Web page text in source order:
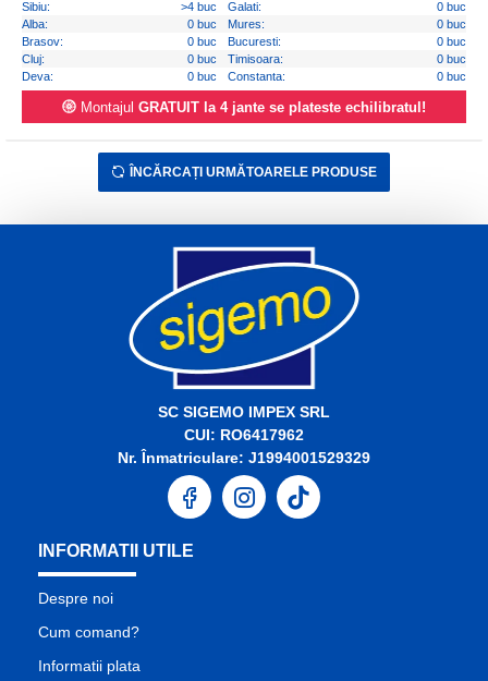
Sibiu: >4 buc Galati:
0 buc
Alba:
0 buc Mures:
0 buc
Brasov:
0 buc Bucuresti:
0 buc
Cluj:
0 buc Timisoara:
0 buc
Deva:
0 buc Constanta: 0 buc
Montajul GRATUIT la 4 jante se plateste echilibratul!
ÎNCĂRCAȚI URMĂTOARELE PRODUSE
SC SIGEMO IMPEX SRL
CUI: RO6417962
Nr. Înmatriculare: J1994001529329
INFORMATII UTILE
Despre noi
Cum comand?
Informatii plata